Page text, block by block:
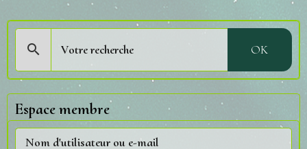
OK
Espace membre